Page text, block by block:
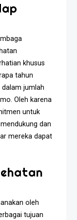
khusus
tahun
jumlah
Oleh karena
untuk
dan
mereka dapat
oleh
tujuan